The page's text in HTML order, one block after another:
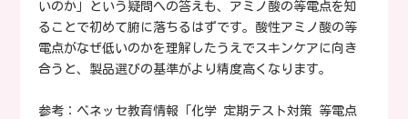
いのか」という疑問への答えも、アミノ酸の等電点を知
ることで初めて腑に落ちるはずです。酸性アミノ酸の等
電点がなぜ低いのかを理解したうえでスキンケアに向き
合うと、製品選びの基準がより精度高くなります。
参考：ベネッセ教育情報「化学 定期テスト対策 等電点